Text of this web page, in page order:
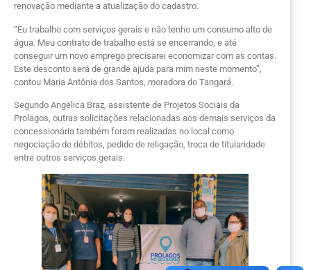
renovação mediante a atualização do cadastro.
“Eu trabalho com serviços gerais e não tenho um consumo alto de
água. Meu contrato de trabalho está se encerrando, e até
conseguir um novo emprego precisarei economizar com as contas.
Este desconto será de grande ajuda para mim neste momento”,
contou Maria Antônia dos Santos, moradora do Tangará.
Segundo Angélica Braz, assistente de Projetos Sociais da
Prolagos, outras solicitações relacionadas aos demais serviços da
concessionária também foram realizadas no local como
negociação de débitos, pedido de religação, troca de titularidade
entre outros serviços gerais.